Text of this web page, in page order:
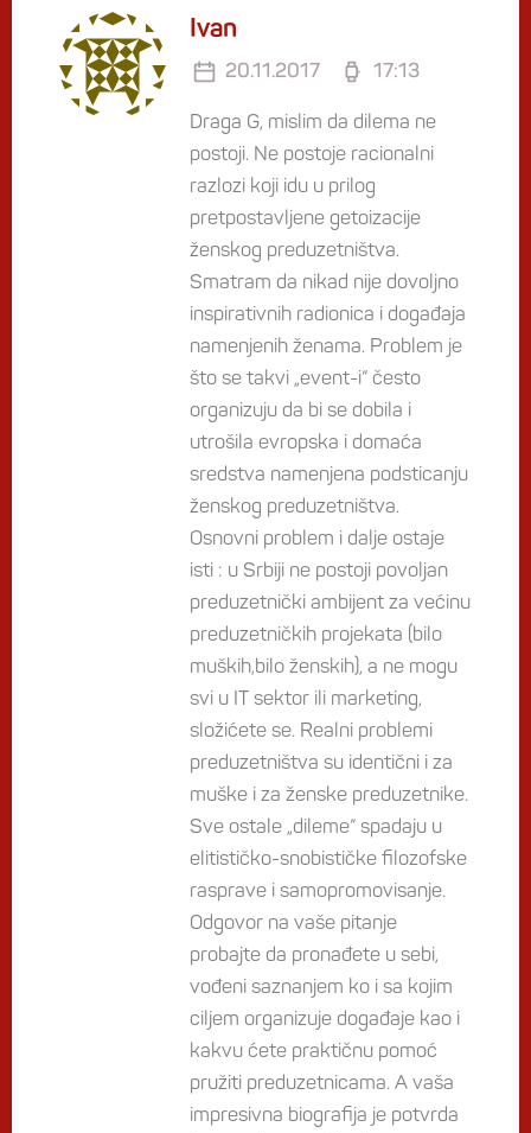
Ivan
20.11.2017 17:13
Draga G, mislim da dilema ne
postoji. Ne postoje racionalni
razlozi koji idu u prilog
pretpostavljene getoizacije
ženskog preduzetništva.
Smatram da nikad nije dovoljno
inspirativnih radionica i događaja
namenjenih ženama. Problem je
što se takvi „event-i“ često
organizuju da bi se dobila i
utrošila evropska i domaća
sredstva namenjena podsticanju
ženskog preduzetništva.
Osnovni problem i dalje ostaje
isti : u Srbiji ne postoji povoljan
preduzetnički ambijent za većinu
preduzetničkih projekata (bilo
muških,bilo ženskih), a ne mogu
svi u IT sektor ili marketing,
složićete se. Realni problemi
preduzetništva su identični i za
muške i za ženske preduzetnike.
Sve ostale „dileme“ spadaju u
elitističko-snobističke filozofske
rasprave i samopromovisanje.
Odgovor na vaše pitanje
probajte da pronađete u sebi,
vođeni saznanjem ko i sa kojim
ciljem organizuje događaje kao i
kakvu ćete praktičnu pomoć
pružiti preduzetnicama. A vaša
impresivna biografija je potvrda